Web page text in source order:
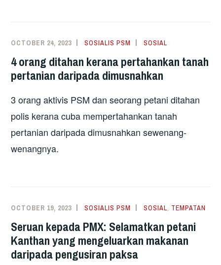
OCTOBER 24, 2023 SOSIALIS PSM SOSIAL
4 orang ditahan kerana pertahankan tanah
pertanian daripada dimusnahkan
3 orang aktivis PSM dan seorang petani ditahan
polis kerana cuba mempertahankan tanah
pertanian daripada dimusnahkan sewenang-
wenangnya.
OCTOBER 19, 2023 SOSIALIS PSM SOSIAL, TEMPATAN
Seruan kepada PMX: Selamatkan petani
Kanthan yang mengeluarkan makanan
daripada pengusiran paksa